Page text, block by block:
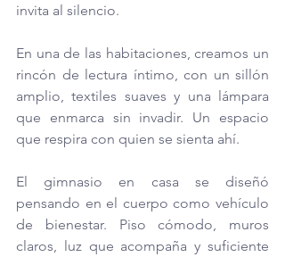
invita al silencio.
En una de las habitaciones, creamos un
rincón de lectura íntimo, con un sillón
amplio, textiles suaves y una lámpara
que enmarca sin invadir. Un espacio
que respira con quien se sienta ahí.
El gimnasio en casa se diseñó
pensando en el cuerpo como vehículo
de bienestar. Piso cómodo, muros
claros, luz que acompaña y suficiente